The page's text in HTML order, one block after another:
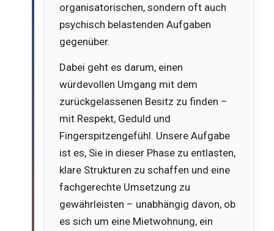
organisatorischen, sondern oft auch
psychisch belastenden Aufgaben
gegenüber.
Dabei geht es darum, einen
würdevollen Umgang mit dem
zurückgelassenen Besitz zu finden –
mit Respekt, Geduld und
Fingerspitzengefühl. Unsere Aufgabe
ist es, Sie in dieser Phase zu entlasten,
klare Strukturen zu schaffen und eine
fachgerechte Umsetzung zu
gewährleisten – unabhängig davon, ob
es sich um eine Mietwohnung, ein